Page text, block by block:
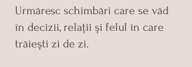
Urmăresc schimbări care se văd
în decizii, relații și felul în care
trăiești zi de zi.